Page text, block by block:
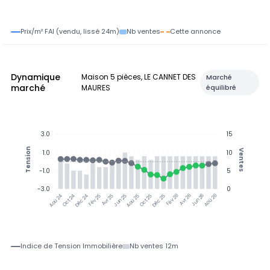
Prix/m² FAI (vendu, lissé 24m) Nb ventes Cette annonce
Dynamique
marché
Maison 5 pièces, LE CANNET DES
MAURES
Marché
équilibré
Aoû 24Oct 24Déc 24Fév 25Avr 25Jun 25Aoû 25Oct 25Déc 25Fév 26Avr 26Jun 26Aoû 26
15
10
5
0
Ventes
3.0
1.0
-1.0
-3.0
Tension
Indice de Tension Immobilière Nb ventes 12m